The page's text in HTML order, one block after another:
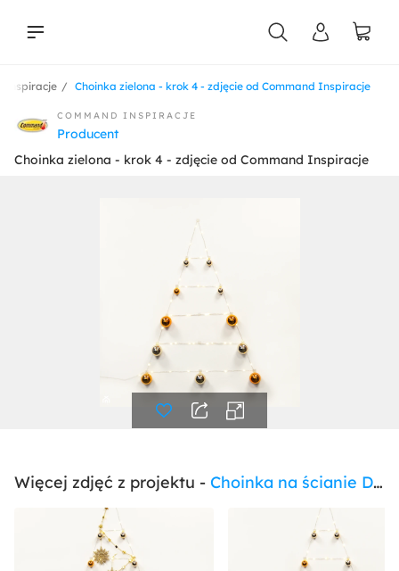
Choinka zielona - krok 4 - zdjęcie od Command Inspiracje
Inspiracje
COMMAND INSPIRACJE
Producent
Choinka zielona - krok 4 - zdjęcie od Command Inspiracje
Więcej zdjęć z projektu - Choinka na ścianie DiY